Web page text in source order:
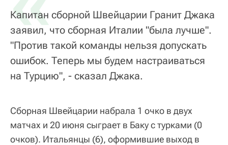
Капитан сборной Швейцарии Гранит Джака
заявил, что сборная Италии "была лучше".
"Против такой команды нельзя допускать
ошибок. Теперь мы будем настраиваться
на Турцию", - сказал Джака.
Сборная Швейцарии набрала 1 очко в двух
матчах и 20 июня сыграет в Баку с турками (0
очков). Итальянцы (6), оформившие выход в